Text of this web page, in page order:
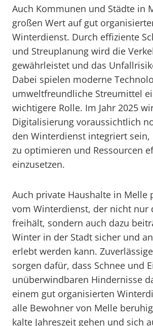
Auch Kommunen und Städte in
großen Wert auf gut
Winterdienst. Durch effiziente
und Streuplanung wird die
gewährleistet und das
Dabei spielen moderne
umweltfreundliche Streumittel
wichtigere Rolle. Im Jahr 2025
Digitalisierung voraussichtlich
den Winterdienst integriert sein,
zu optimieren und Ressourcen
einzusetzen.
Auch private Haushalte in Melle
vom Winterdienst, der nicht nur
freihält, sondern auch dazu
Winter in der Stadt sicher und
erlebt werden kann.
sorgen dafür, dass Schnee und
unüberwindbaren Hindernisse
einem gut organisierten
alle Bewohner von Melle
kalte Jahreszeit gehen und sich